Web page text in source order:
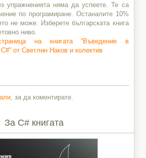
упражненията няма да успеете. Те са
по програмиране. Останалите 10%
не може. Изберете българската книга
ниво.
на книгата “Въведение в
от Светлин Наков и колектив
, за да коментирате.
За C# книгата